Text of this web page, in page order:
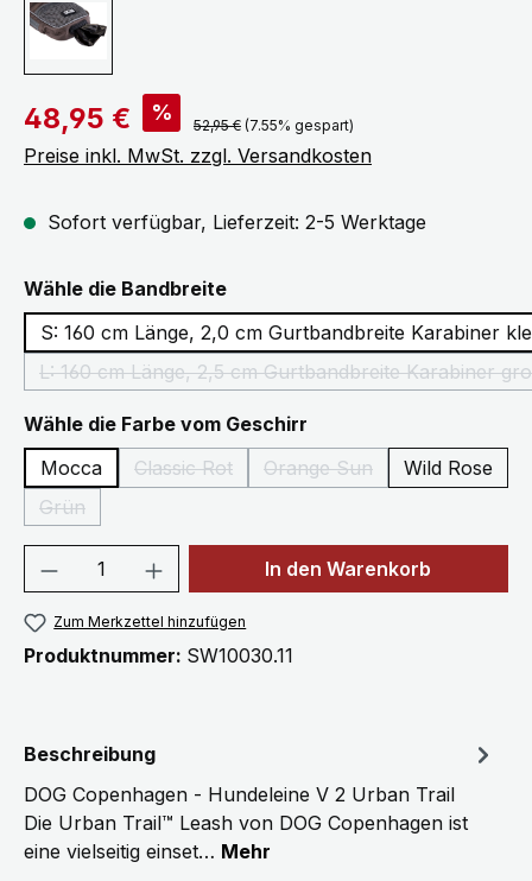
Verkaufspreis:
48,95 € % Regulärer Preis:
52,95 € (7.55% gespart)
Preise inkl. MwSt. zzgl. Versandkosten
Sofort verfügbar, Lieferzeit: 2-5 Werktage
Wähle die Bandbreiteauswählen
S: 160 cm Länge, 2,0 cm Gurtbandbreite Karabiner
L: 160 cm Länge, 2,5 cm Gurtbandbreite Karabiner
(Diese Option ist zurzeit nicht
Wähle die Farbe vom Geschirr
Mocca
Classic Rot
(Diese Option ist zurzeit nicht verfügbar.)
Orange Sun
(Diese Option ist zurzeit
Wild Rose
Grün
(Diese Option ist zurzeit nicht verfügbar.)
Produkt Anzahl: Gib denIn den Warenkorb
Zum Merkzettel hinzufügen
Produktnummer: SW10030.11
Beschreibung
DOG Copenhagen - Hundeleine V 2 Urban Trail
Die Urban Trail™ Leash von DOG Copenhagen ist
eine vielseitig einset… Mehr